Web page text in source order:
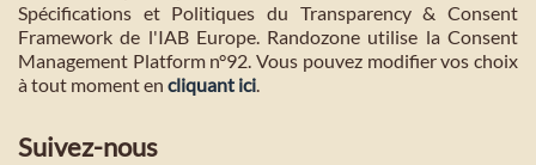
Spécifications et Politiques du Transparency & Consent
Framework de l'IAB Europe. Randozone utilise la Consent
Management Platform n°92. Vous pouvez modifier vos choix
à tout moment en cliquant ici.
Suivez-nous